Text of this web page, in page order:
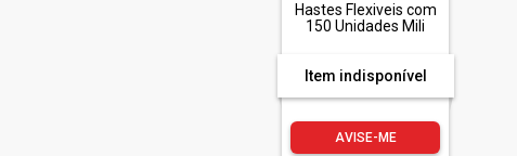
Hastes Flexiveis com
150 Unidades Mili
Item indisponível
AVISE-ME